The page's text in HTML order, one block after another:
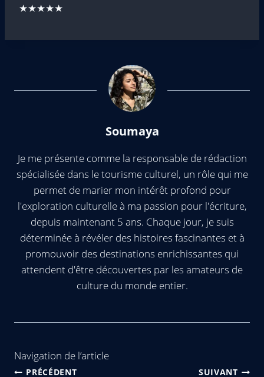
★★★★★
Soumaya
Je me présente comme la responsable de rédaction
spécialisée dans le tourisme culturel, un rôle qui me
permet de marier mon intérêt profond pour
l'exploration culturelle à ma passion pour l'écriture,
depuis maintenant 5 ans. Chaque jour, je suis
déterminée à révéler des histoires fascinantes et à
promouvoir des destinations enrichissantes qui
attendent d'être découvertes par les amateurs de
culture du monde entier.
Navigation de l’article
PRÉCÉDENT SUIVANT